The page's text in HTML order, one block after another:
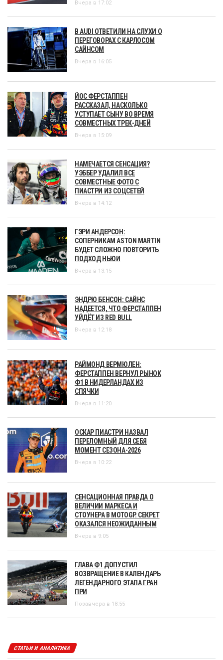
Вчера в 17:02
В AUDI ОТВЕТИЛИ НА СЛУХИ О
ПЕРЕГОВОРАХ С КАРЛОСОМ
САЙНСОМ
Вчера в 16:05
ЙОС ФЕРСТАППЕН
РАССКАЗАЛ, НАСКОЛЬКО
УСТУПАЕТ СЫНУ ВО ВРЕМЯ
СОВМЕСТНЫХ ТРЕК-ДНЕЙ
Вчера в 15:09
НАМЕЧАЕТСЯ СЕНСАЦИЯ?
УЭББЕР УДАЛИЛ ВСЕ
СОВМЕСТНЫЕ ФОТО С
ПИАСТРИ ИЗ СОЦСЕТЕЙ
Вчера в 14:12
ГЭРИ АНДЕРСОН:
СОПЕРНИКАМ ASTON MARTIN
БУДЕТ СЛОЖНО ПОВТОРИТЬ
ПОДХОД НЬЮИ
Вчера в 13:15
ЭНДРЮ БЕНСОН: САЙНС
НАДЕЕТСЯ, ЧТО ФЕРСТАППЕН
УЙДЁТ ИЗ RED BULL
Вчера в 12:18
РАЙМОНД ВЕРМЮЛЕН:
ФЕРСТАППЕН ВЕРНУЛ РЫНОК
Ф1 В НИДЕРЛАНДАХ ИЗ
СПЯЧКИ
Вчера в 11:20
ОСКАР ПИАСТРИ НАЗВАЛ
ПЕРЕЛОМНЫЙ ДЛЯ СЕБЯ
МОМЕНТ СЕЗОНА-2026
Вчера в 10:22
СЕНСАЦИОННАЯ ПРАВДА О
ВЕЛИЧИИ МАРКЕСА И
СТОУНЕРА В MOTOGP. СЕКРЕТ
ОКАЗАЛСЯ НЕОЖИДАННЫМ
Вчера в 9:05
ГЛАВА Ф1 ДОПУСТИЛ
ВОЗВРАЩЕНИЕ В КАЛЕНДАРЬ
ЛЕГЕНДАРНОГО ЭТАПА ГРАН
ПРИ
Позавчера в 18:55
СТАТЬИ И АНАЛИТИКА